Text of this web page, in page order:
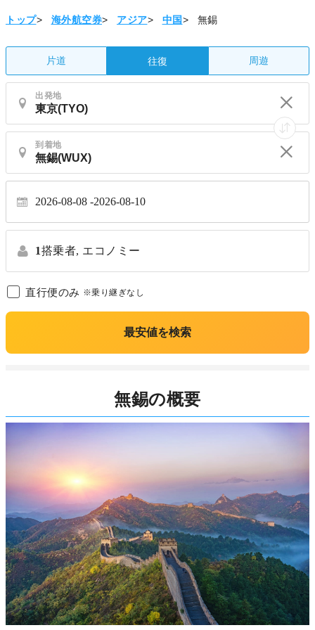
トップ> 海外航空券> アジア> 中国> 無錫
片道 往復 周遊
出発地
到着地
2026-08-08 2026-08-10
1搭乗者, エコノミー
直行便のみ ※乗り継ぎなし
最安値を検索
無錫の概要